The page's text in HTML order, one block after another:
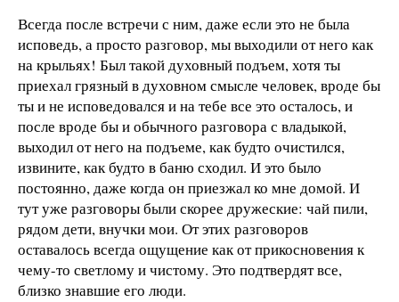
Всегда после встречи с ним, даже если это не была
исповедь, а просто разговор, мы выходили от него как
на крыльях! Был такой духовный подъем, хотя ты
приехал грязный в духовном смысле человек, вроде бы
ты и не исповедовался и на тебе все это осталось, и
после вроде бы и обычного разговора с владыкой,
выходил от него на подъеме, как будто очистился,
извините, как будто в баню сходил. И это было
постоянно, даже когда он приезжал ко мне домой. И
тут уже разговоры были скорее дружеские: чай пили,
рядом дети, внучки мои. От этих разговоров
оставалось всегда ощущение как от прикосновения к
чему-то светлому и чистому. Это подтвердят все,
близко знавшие его люди.